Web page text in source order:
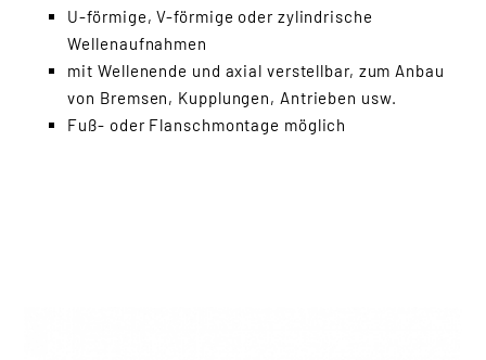
Hülsenschneider
Hülsen-Retter
Perforationssysteme
Randstreifen-
U-förmige, V-förmige oder zylindrische
Wellenaufnahmen
mit Wellenende und axial verstellbar, zum Anbau
von Bremsen, Kupplungen, Antrieben usw.
Fuß- oder Flanschmontage möglich